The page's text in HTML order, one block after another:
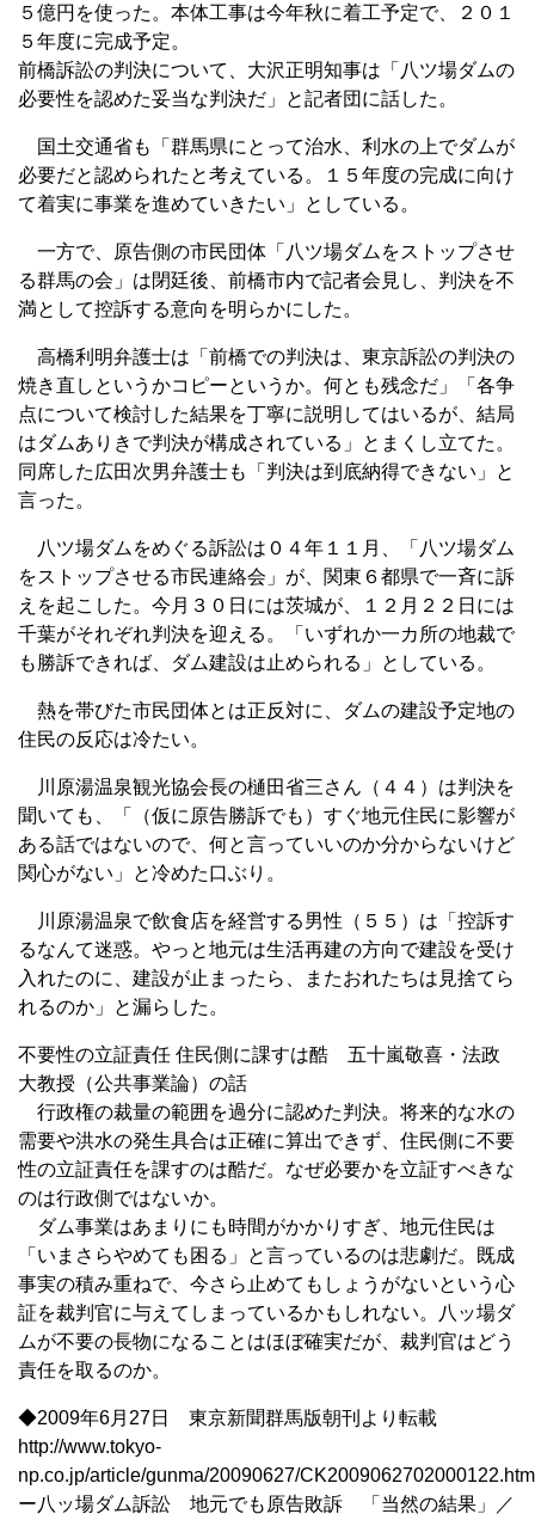
５億円を使った。本体工事は今年秋に着工予定で、２０１
５年度に完成予定。
前橋訴訟の判決について、大沢正明知事は「八ツ場ダムの
必要性を認めた妥当な判決だ」と記者団に話した。
国土交通省も「群馬県にとって治水、利水の上でダムが
必要だと認められたと考えている。１５年度の完成に向け
て着実に事業を進めていきたい」としている。
一方で、原告側の市民団体「八ツ場ダムをストップさせ
る群馬の会」は閉廷後、前橋市内で記者会見し、判決を不
満として控訴する意向を明らかにした。
高橋利明弁護士は「前橋での判決は、東京訴訟の判決の
焼き直しというかコピーというか。何とも残念だ」「各争
点について検討した結果を丁寧に説明してはいるが、結局
はダムありきで判決が構成されている」とまくし立てた。
同席した広田次男弁護士も「判決は到底納得できない」と
言った。
八ツ場ダムをめぐる訴訟は０４年１１月、「八ツ場ダム
をストップさせる市民連絡会」が、関東６都県で一斉に訴
えを起こした。今月３０日には茨城が、１２月２２日には
千葉がそれぞれ判決を迎える。「いずれか一カ所の地裁で
も勝訴できれば、ダム建設は止められる」としている。
熱を帯びた市民団体とは正反対に、ダムの建設予定地の
住民の反応は冷たい。
川原湯温泉観光協会長の樋田省三さん（４４）は判決を
聞いても、「（仮に原告勝訴でも）すぐ地元住民に影響が
ある話ではないので、何と言っていいのか分からないけど
関心がない」と冷めた口ぶり。
川原湯温泉で飲食店を経営する男性（５５）は「控訴す
るなんて迷惑。やっと地元は生活再建の方向で建設を受け
入れたのに、建設が止まったら、またおれたちは見捨てら
れるのか」と漏らした。
不要性の立証責任 住民側に課すは酷 五十嵐敬喜・法政
大教授（公共事業論）の話
行政権の裁量の範囲を過分に認めた判決。将来的な水の
需要や洪水の発生具合は正確に算出できず、住民側に不要
性の立証責任を課すのは酷だ。なぜ必要かを立証すべきな
のは行政側ではないか。
ダム事業はあまりにも時間がかかりすぎ、地元住民は
「いまさらやめても困る」と言っているのは悲劇だ。既成
事実の積み重ねで、今さら止めてもしょうがないという心
証を裁判官に与えてしまっているかもしれない。八ッ場ダ
ムが不要の長物になることはほぼ確実だが、裁判官はどう
責任を取るのか。
◆2009年6月27日 東京新聞群馬版朝刊より転載
http://www.tokyo-
np.co.jp/article/gunma/20090627/
ー八ッ場ダム訴訟 地元でも原告敗訴 「当然の結果」／